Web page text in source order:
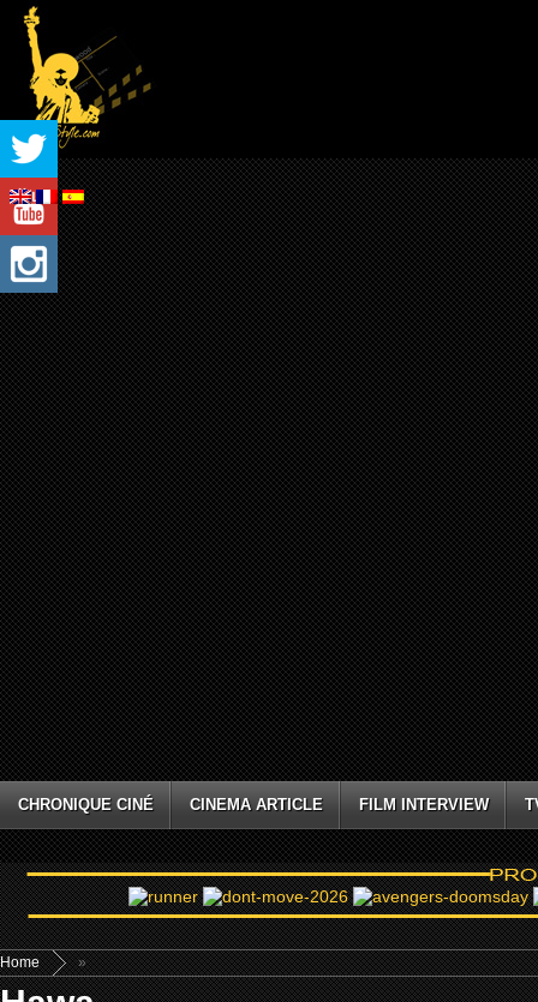
CHRONIQUE CINÉ CINEMA ARTICLE FILM INTERVIEW
Home »